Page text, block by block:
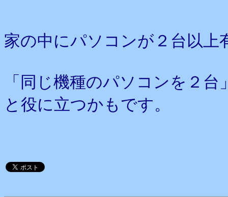
家の中にパソコンが２台以上
「同じ機種のパソコンを２
と役に立つかもです。